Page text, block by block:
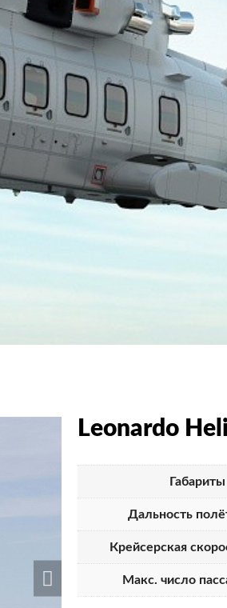
Leonardo
Габариты
Дальность
Крейсерская
Макс. число